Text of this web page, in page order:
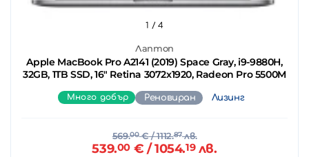
Лаптоп
Apple MacBook Pro A2141 (2019) Space Gray, i9-9880H,
32GB, 1TB SSD, 16" Retina 3072x1920, Radeon Pro 5500M
1 / 4
Много добър Реновиран Лизинг
569.00€/ 1112.87лв.
539.00€ / 1054.19лв.